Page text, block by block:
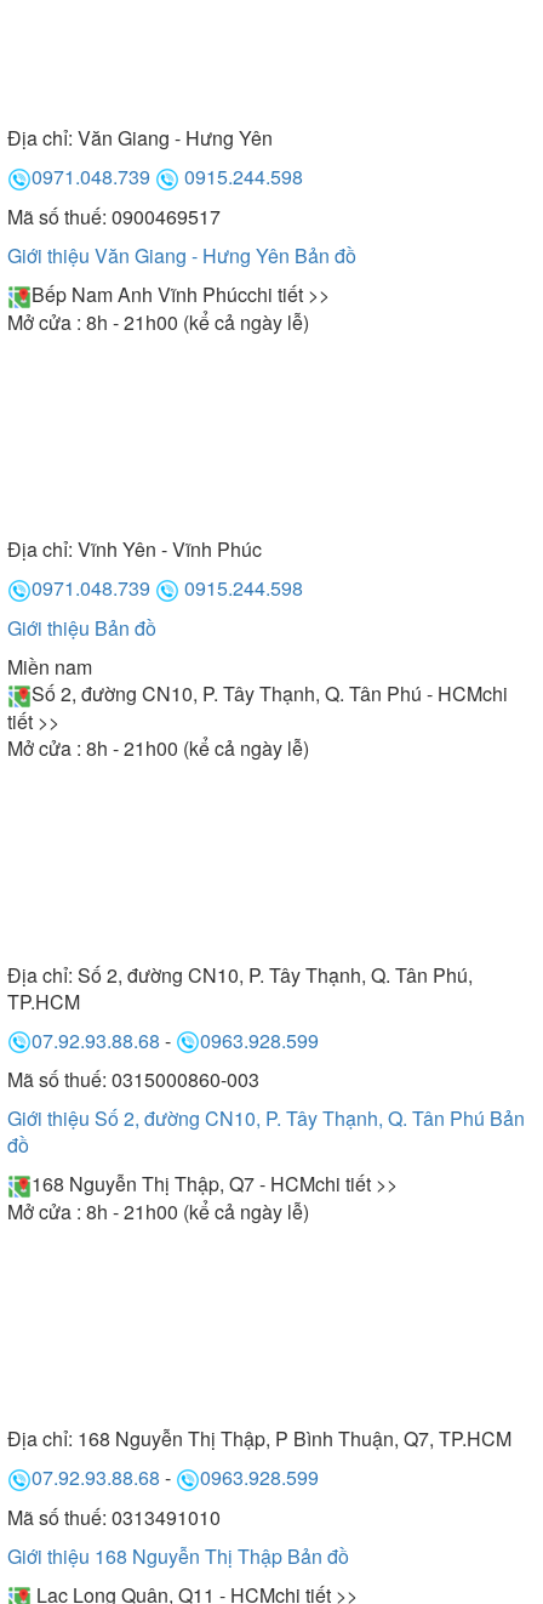
Địa chỉ: Văn Giang - Hưng Yên
0971.048.739
0915.244.598
Mã số thuế: 0900469517
Giới thiệu Văn Giang - Hưng Yên Bản đồ
Bếp Nam Anh Vĩnh Phúcchi tiết >>
Mở cửa : 8h - 21h00 (kể cả ngày lễ)
Địa chỉ: Vĩnh Yên - Vĩnh Phúc
0971.048.739
0915.244.598
Giới thiệu Bản đồ
Miền nam
Số 2, đường CN10, P. Tây Thạnh, Q. Tân Phú - HCMchi
tiết >>
Mở cửa : 8h - 21h00 (kể cả ngày lễ)
Địa chỉ: Số 2, đường CN10, P. Tây Thạnh, Q. Tân Phú,
TP.HCM
07.92.93.88.68 -
0963.928.599
Mã số thuế: 0315000860-003
Giới thiệu Số 2, đường CN10, P. Tây Thạnh, Q. Tân Phú Bản
đồ
168 Nguyễn Thị Thập, Q7 - HCMchi tiết >>
Mở cửa : 8h - 21h00 (kể cả ngày lễ)
Địa chỉ: 168 Nguyễn Thị Thập, P Bình Thuận, Q7, TP.HCM
07.92.93.88.68 -
0963.928.599
Mã số thuế: 0313491010
Giới thiệu 168 Nguyễn Thị Thập Bản đồ
Lạc Long Quân, Q11 - HCMchi tiết >>